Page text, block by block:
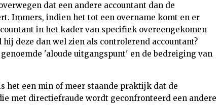
dat een andere accountant dan de
Immers, indien het tot een overname komt en er
in het kader van specifiek overeengekomen
deze dan wel zien als controlerend accountant?
'aloude uitgangspunt' en de bedreiging van
het een min of meer staande praktijk dat de
met directiefraude wordt geconfronteerd een andere